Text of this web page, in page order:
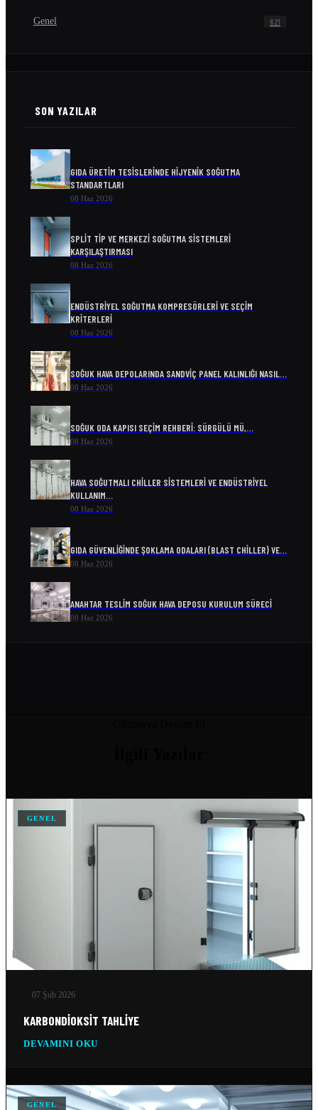
Genel 621
SON YAZILAR
GIDA ÜRETIM TESISLERINDE HIJYENIK SOĞUTMA
STANDARTLARI
08 Haz 2026
SPLIT TIP VE MERKEZI SOĞUTMA SISTEMLERI
KARŞILAŞTIRMASI
08 Haz 2026
ENDÜSTRIYEL SOĞUTMA KOMPRESÖRLERI VE SEÇIM
KRITERLERI
08 Haz 2026
SOĞUK HAVA DEPOLARINDA SANDVIÇ PANEL KALINLIĞI NASIL…
08 Haz 2026
SOĞUK ODA KAPISI SEÇIM REHBERI: SÜRGÜLÜ MÜ,…
08 Haz 2026
HAVA SOĞUTMALI CHILLER SISTEMLERI VE ENDÜSTRIYEL
KULLANIM…
08 Haz 2026
GIDA GÜVENLIĞINDE ŞOKLAMA ODALARI (BLAST CHILLER) VE…
08 Haz 2026
ANAHTAR TESLIM SOĞUK HAVA DEPOSU KURULUM SÜRECI
08 Haz 2026
SOĞUK HAVA DEPOSU FIYATLARI VE MALIYET HESAPLAMA
ANKARA IÇIN SOĞUK HAVA DEPOSU İMALATI YAPAN…
11 Şub 2026
11 Şub 2026
GEMI SOĞUTMA SISTEMLERI
TEKSTIL SOĞUTMA SISTEMLERI
GENEL
07 Şub 2026
KARBONDIOKSIT TAHLIYE
DEVAMINI OKU
GENEL